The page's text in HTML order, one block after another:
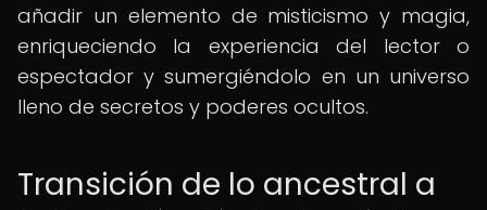
añadir un elemento de misticismo y magia,
enriqueciendo la experiencia del lector o
espectador y sumergiéndolo en un universo
lleno de secretos y poderes ocultos.
Transición de lo ancestral a